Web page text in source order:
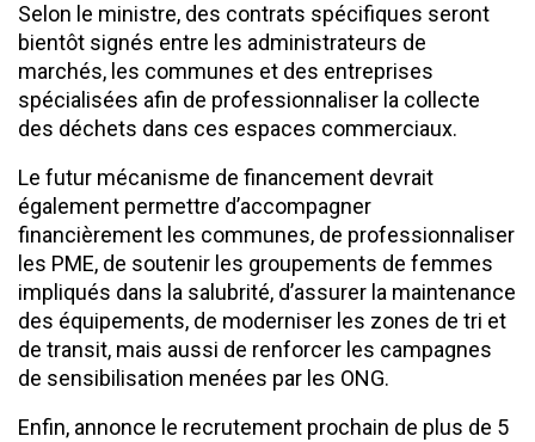
Selon le ministre, des contrats spécifiques seront
bientôt signés entre les administrateurs de
marchés, les communes et des entreprises
spécialisées afin de professionnaliser la collecte
des déchets dans ces espaces commerciaux.
Le futur mécanisme de financement devrait
également permettre d’accompagner
financièrement les communes, de professionnaliser
les PME, de soutenir les groupements de femmes
impliqués dans la salubrité, d’assurer la maintenance
des équipements, de moderniser les zones de tri et
de transit, mais aussi de renforcer les campagnes
de sensibilisation menées par les ONG.
Enfin, annonce le recrutement prochain de plus de 5